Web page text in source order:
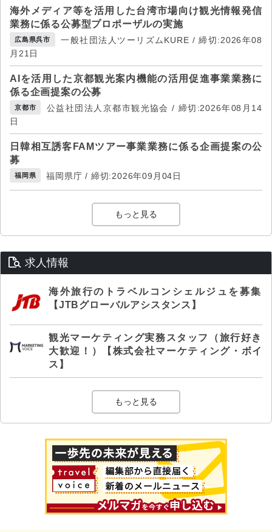
海外メディア等を活用した台湾市場向け観光情報発信
業務に係る公募型プロポーザルの実施
広島県呉市
一般社団法人ツーリズムKURE / 締切:2026年08
月21日
AIを活用した京都観光案内機能の活用促進事業業務に
係る企画提案の公募
京都市
公益社団法人京都市観光協会 / 締切:2026年08月14
日
日韓相互誘客FAMツアー事業業務に係る企画提案の公
募
福岡県 福岡県庁 / 締切:2026年09月04日
もっと見る
求人情報
海外旅行のトラベルコンシェルジュを募集
【JTBグローバルアシスタンス】
観光マーケティング実務スタッフ（旅行好き
大歓迎！）【株式会社マーケティング・ボイ
ス】
もっと見る